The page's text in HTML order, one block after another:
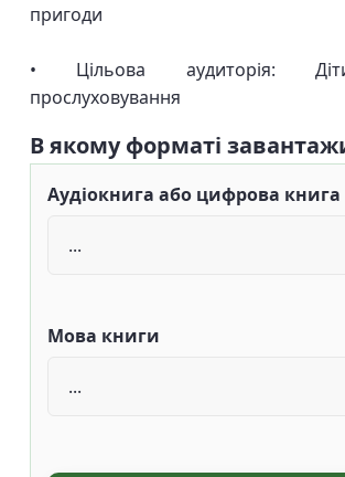
пригоди
• Цільова аудиторія:
прослуховування
В якому форматі
Аудіокнига або цифрова книга
Мова книги